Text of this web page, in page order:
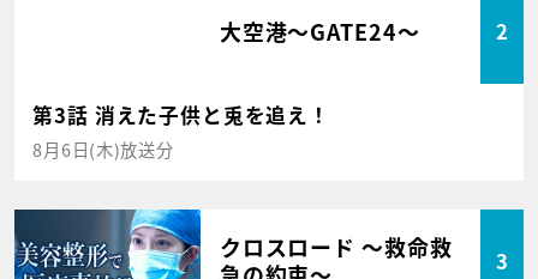
大空港～GATE24～ 2
第3話 消えた子供と兎を追え！
8月6日(木)放送分
クロスロード ～救命救
3